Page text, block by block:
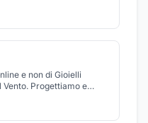
e non di Gioielli
Progettiamo e
diamo una seconda vita